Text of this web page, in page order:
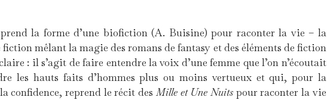
prend la forme d’une biofiction (A. Buisine) pour raconter la vie – la
fiction mêlant la magie des romans de fantasy et des éléments de fiction
: il s’agit de faire entendre la voix d’une femme que l’on n’écoutait
les hauts faits d’hommes plus ou moins vertueux et qui, pour la
confidence, reprend le récit desMille et Une Nuits pour raconter la vie